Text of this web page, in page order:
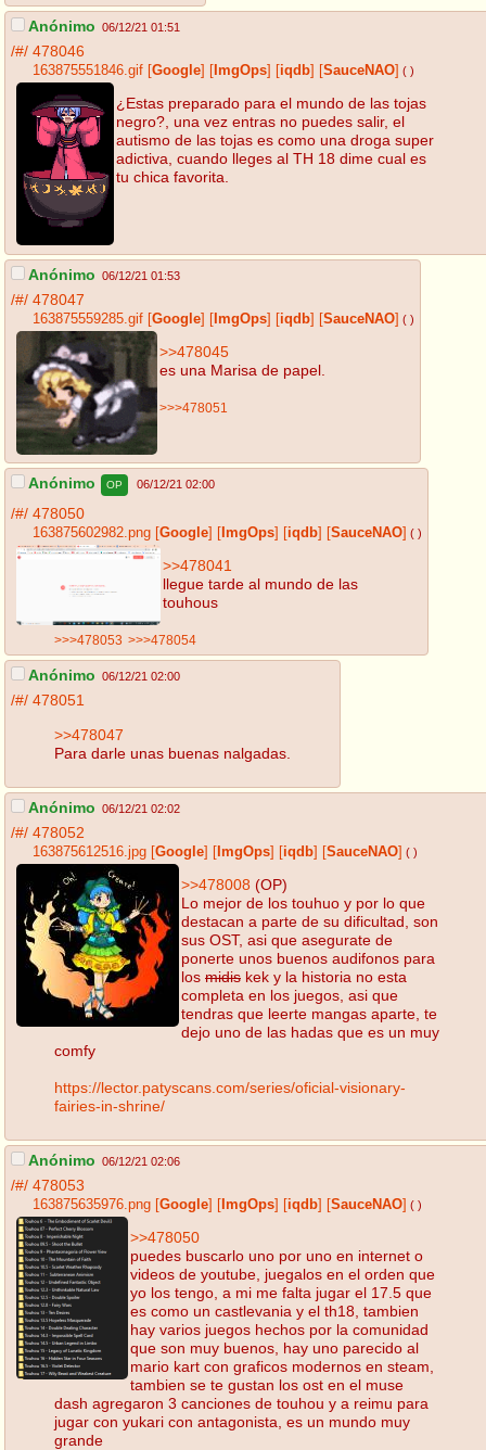
Anónimo 06/12/21 01:51
/#/ 478046
163875551846.gif Google ImgOps iqdb SauceNAO ( )
¿Estas preparado para el mundo de las tojas
negro?, una vez entras no puedes salir, el
autismo de las tojas es como una droga super
adictiva, cuando lleges al TH 18 dime cual es
tu chica favorita.
Anónimo 06/12/21 01:53
/#/ 478047
163875559285.gif Google ImgOps iqdb SauceNAO ( )
>>478045
es una Marisa de papel.
>>>478051
Anónimo OP 06/12/21 02:00
/#/ 478050
163875602982.png Google ImgOps iqdb SauceNAO ( )
>>478041
llegue tarde al mundo de las
touhous
>>>478053 >>>478054
Anónimo 06/12/21 02:00
/#/ 478051
>>478047
Para darle unas buenas nalgadas.
Anónimo 06/12/21 02:02
/#/ 478052
163875612516.jpg Google ImgOps iqdb SauceNAO ( )
>>478008 (OP)
Lo mejor de los touhuo y por lo que
destacan a parte de su dificultad, son
sus OST, asi que asegurate de
ponerte unos buenos audifonos para
los midis kek y la historia no esta
completa en los juegos, asi que
tendras que leerte mangas aparte, te
dejo uno de las hadas que es un muy
comfy
https://lector.patyscans.com/series/oficial-visionary-
fairies-in-shrine/
Anónimo 06/12/21 02:06
/#/ 478053
163875635976.png Google ImgOps iqdb SauceNAO ( )
>>478050
puedes buscarlo uno por uno en internet o
videos de youtube, juegalos en el orden que
yo los tengo, a mi me falta jugar el 17.5 que
es como un castlevania y el th18, tambien
hay varios juegos hechos por la comunidad
que son muy buenos, hay uno parecido al
mario kart con graficos modernos en steam,
tambien se te gustan los ost en el muse
dash agregaron 3 canciones de touhou y a reimu para
jugar con yukari con antagonista, es un mundo muy
grande